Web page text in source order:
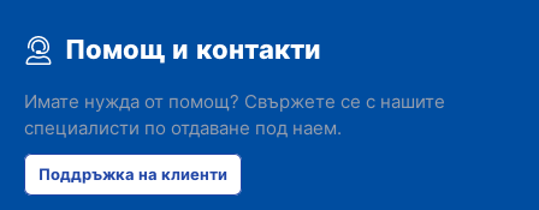
Помощ и контакти
Имате нужда от помощ? Свържете се с нашите
специалисти по отдаване под наем.
Поддръжка на клиенти